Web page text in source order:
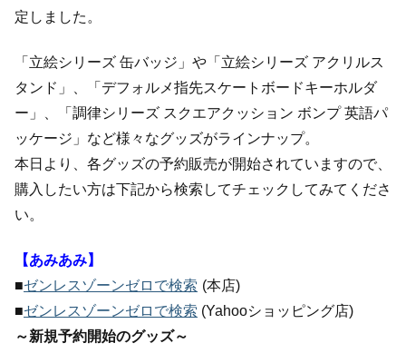
定しました。
「立絵シリーズ 缶バッジ」や「立絵シリーズ アクリルス
タンド」、「デフォルメ指先スケートボードキーホルダ
ー」、「調律シリーズ スクエアクッション ボンプ 英語パ
ッケージ」など様々なグッズがラインナップ。
本日より、各グッズの予約販売が開始されていますので、
購入したい方は下記から検索してチェックしてみてくださ
い。
【あみあみ】
■ゼンレスゾーンゼロで検索 (本店)
■ゼンレスゾーンゼロで検索 (Yahooショッピング店)
～新規予約開始のグッズ～